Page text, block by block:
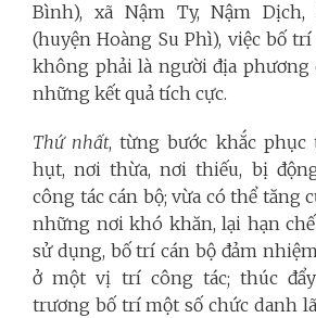
Bình), xã Nậm Ty, Nậm Dịch,
(huyện Hoàng Su Phì), việc bố
không phải là người địa phương
những kết quả tích cực.
Thứ nhất, từng bước khắc
hụt, nơi thừa, nơi thiếu, bị
công tác cán bộ; vừa có thể tăng
những nơi khó khăn, lại hạn
sử dụng, bố trí cán bộ đảm
ở một vị trí công tác; thúc
trương bố trí một số chức danh